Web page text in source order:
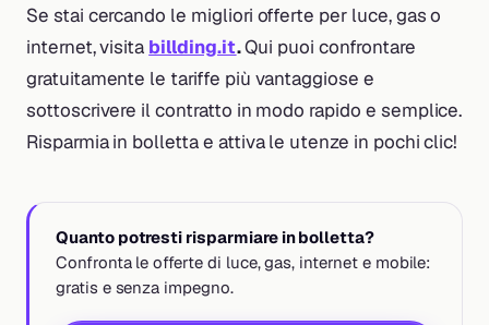
Se stai cercando le migliori offerte per luce, gas o
internet, visita billding.it.Qui puoi confrontare
gratuitamente le tariffe più vantaggiose e
sottoscrivere il contratto in modo rapido e semplice.
Risparmia in bolletta e attiva le utenze in pochi clic!
Quanto potresti risparmiare in bolletta?
Confronta le offerte di luce, gas, internet e mobile:
gratis e senza impegno.